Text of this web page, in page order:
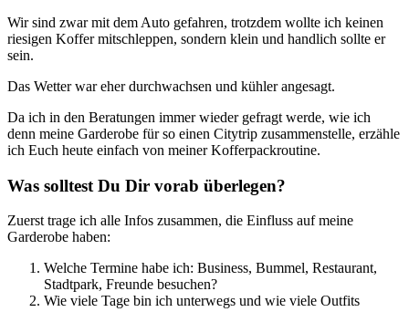
Wir sind zwar mit dem Auto gefahren, trotzdem wollte ich keinen
riesigen Koffer mitschleppen, sondern klein und handlich sollte er
sein.
Das Wetter war eher durchwachsen und kühler angesagt.
Da ich in den Beratungen immer wieder gefragt werde, wie ich
denn meine Garderobe für so einen Citytrip zusammenstelle, erzähle
ich Euch heute einfach von meiner Kofferpackroutine.
Was solltest Du Dir vorab überlegen?
Zuerst trage ich alle Infos zusammen, die Einfluss auf meine
Garderobe haben:
Welche Termine habe ich: Business, Bummel, Restaurant,
Stadtpark, Freunde besuchen?
Wie viele Tage bin ich unterwegs und wie viele Outfits